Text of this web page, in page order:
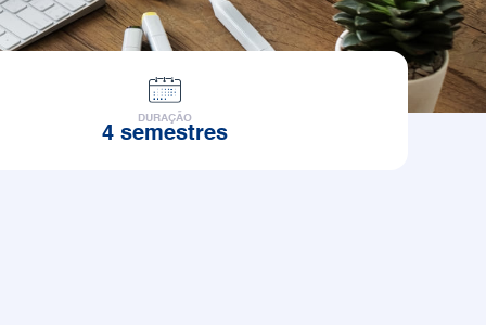
DURAÇÃO
4 semestres